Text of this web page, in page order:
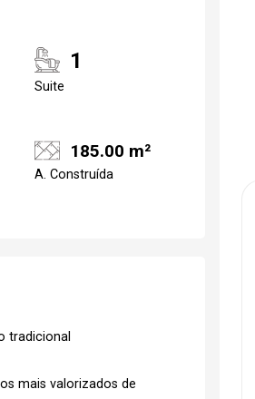
1
Suite
185.00 m²
A. Construída
tradicional
mais valorizados de